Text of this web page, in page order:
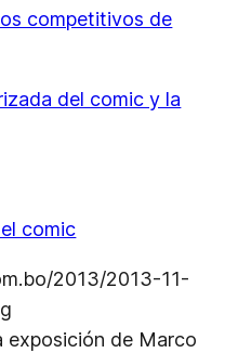
competitivos de
del comic y la
comic
exposición de Marco